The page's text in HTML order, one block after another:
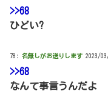
>>68
ひどい?
78: 名無しがお送りします 2023/
>>68
なんて事言うんだよ